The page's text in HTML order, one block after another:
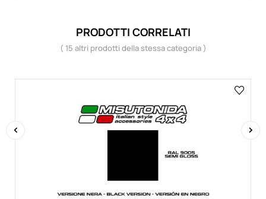
PRODOTTI CORRELATI
( 15 altri prodotti della stessa categoria )